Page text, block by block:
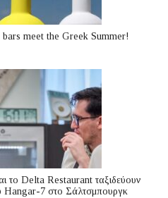
meet the Greek Summer!
το Delta Restaurant ταξιδεύουν
Hangar-7 στο Σάλτσμπουργκ